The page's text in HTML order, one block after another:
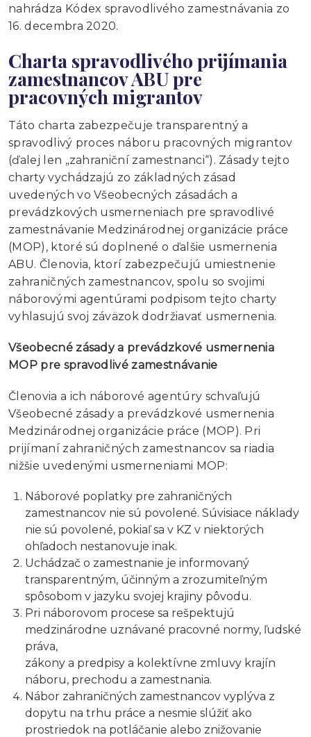
nahrádza Kódex spravodlivého zamestnávania zo
16. decembra 2020.
Charta spravodlivého prijímania
zamestnancov ABU pre
pracovných migrantov
Táto charta zabezpečuje transparentný a
spravodlivý proces náboru pracovných migrantov
(ďalej len „zahraniční zamestnanci“). Zásady tejto
charty vychádzajú zo základných zásad
uvedených vo Všeobecných zásadách a
prevádzkových usmerneniach pre spravodlivé
zamestnávanie Medzinárodnej organizácie práce
(MOP), ktoré sú doplnené o ďalšie usmernenia
ABU. Členovia, ktorí zabezpečujú umiestnenie
zahraničných zamestnancov, spolu so svojimi
náborovými agentúrami podpisom tejto charty
vyhlasujú svoj záväzok dodržiavať usmernenia.
Všeobecné zásady a prevádzkové usmernenia
MOP pre spravodlivé zamestnávanie
Členovia a ich náborové agentúry schvaľujú
Všeobecné zásady a prevádzkové usmernenia
Medzinárodnej organizácie práce (MOP). Pri
prijímaní zahraničných zamestnancov sa riadia
nižšie uvedenými usmerneniami MOP:
Náborové poplatky pre zahraničných
zamestnancov nie sú povolené. Súvisiace náklady
nie sú povolené, pokiaľ sa v KZ v niektorých
ohľadoch nestanovuje inak.
Uchádzač o zamestnanie je informovaný
transparentným, účinným a zrozumiteľným
spôsobom v jazyku svojej krajiny pôvodu.
Pri náborovom procese sa rešpektujú
medzinárodne uznávané pracovné normy, ľudské
práva,
zákony a predpisy a kolektívne zmluvy krajín
náboru, prechodu a zamestnania.
Nábor zahraničných zamestnancov vyplýva z
dopytu na trhu práce a nesmie slúžiť ako
prostriedok na potláčanie alebo znižovanie